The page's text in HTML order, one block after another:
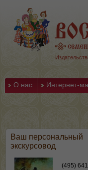
О нас Интернет-
Ваш персональный
экскурсовод
(495)